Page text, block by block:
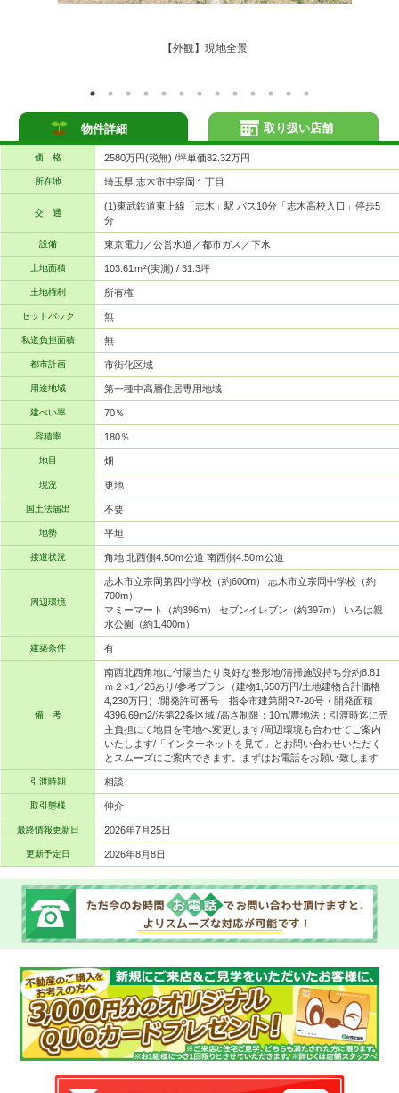
【外観】現地全景
物件詳細
価 格 2580万円(税無) /坪単価82.32万円
所在地 埼玉県 志木市中宗岡１丁目
交 通
(1)東武鉄道東上線「志木」駅 バス10分「志木高校入口」停歩5
分
設備 東京電力／公営水道／都市ガス／下水
土地面積 103.61ｍ²(実測) / 31.3坪
土地権利 所有権
セットバック 無
私道負担面積 無
都市計画 市街化区域
用途地域 第一種中高層住居専用地域
建ぺい率 70％
容積率 180％
地目 畑
現況 更地
国土法届出 不要
地勢 平坦
接道状況 角地 北西側4.50ｍ公道 南西側4.50ｍ公道
周辺環境
志木市立宗岡第四小学校（約600m） 志木市立宗岡中学校（約
700m）
マミーマート（約396m） セブンイレブン（約397m） いろは親
水公園（約1,400m）
建築条件 有
備 考
南西北西角地に付陽当たり良好な整形地/清掃施設持ち分約8.81
ｍ２×1／26あり/参考プラン（建物1,650万円/土地建物合計価格
4,230万円）/開発許可番号：指令市建第開R7-20号・開発面積
4396.69m2/法第22条区域 /高さ制限：10m/農地法：引渡時迄に売
主負担にて地目を宅地へ変更します/周辺環境も合わせてご案内
いたします/「インターネットを見て」とお問い合わせいただく
とスムーズにご案内できます。まずはお電話をお願い致します
引渡時期 相談
取引態様 仲介
最終情報更新日 2026年7月25日
更新予定日 2026年8月8日
取り扱い店舗